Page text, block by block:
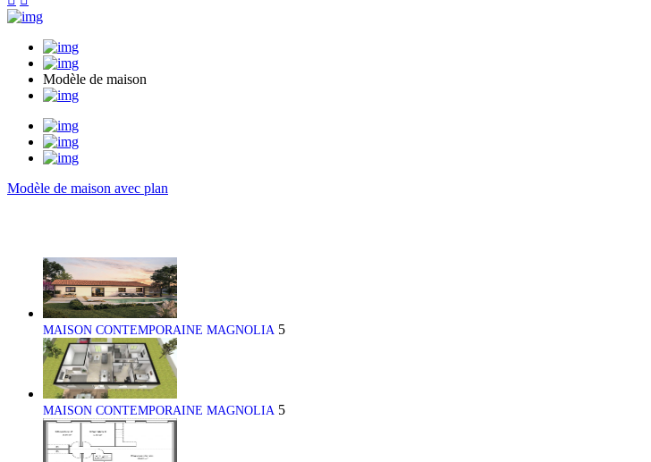
Modèle de maison
Modèle de maison avec plan
MAISON CONTEMPORAINE MAGNOLIA 5
MAISON CONTEMPORAINE MAGNOLIA 5